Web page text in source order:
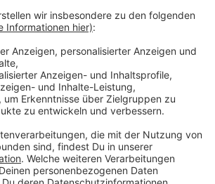
ausgefüllt geht es kompliziert
der 50 Bundesstaaten hat andere
Manche Staaten verlangen eine
andere eine Abgabe in einer US-
Konsulat. Per Mail wählen ist
Einige wenige Staaten bieten
Fax als Option.